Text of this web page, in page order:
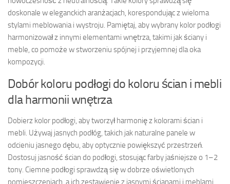
doskonale w eleganckich aranżacjach, korespondując z wieloma
stylami meblowania i wystroju. Pamiętaj, aby wybrany kolor podłogi
harmonizował z innymi elementami wnętrza, takimi jak ściany i
meble, co pomoże w stworzeniu spójnej i przyjemnej dla oka
kompozycji.
Dobór koloru podłogi do koloru ścian i mebli
dla harmonii wnętrza
Dobierz kolor podłogi, aby tworzył harmonię z kolorami ścian i
mebli. Używaj jasnych podłóg, takich jak naturalne panele w
odcieniu jasnego dębu, aby optycznie powiększyć przestrzeń.
Dostosuj jasność ścian do podłogi, stosując farby jaśniejsze o 1–2
tony. Ciemne podłogi sprawdzą się w dobrze oświetlonych
pomieszczeniach, a ich zestawienie z jasnymi ścianami i meblami